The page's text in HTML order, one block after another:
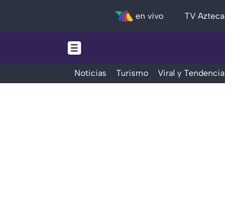
en vivo TV Azteca
Noticias Turismo Viral y Tendencia